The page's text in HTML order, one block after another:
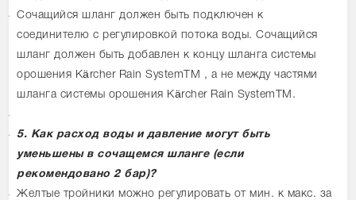
Сочащийся шланг должен быть подключен к
соединителю с регулировкой потока воды. Сочащийся
шланг должен быть добавлен к концу шланга системы
орошения Kärcher Rain SystemTM , а не между частями
шланга системы орошения Kärcher Rain SystemTM.
5. Как расход воды и давление могут быть
уменьшены в сочащемся шланге (если
рекомендовано 2 бар)?
Желтые тройники можно регулировать от мин. к макс. за